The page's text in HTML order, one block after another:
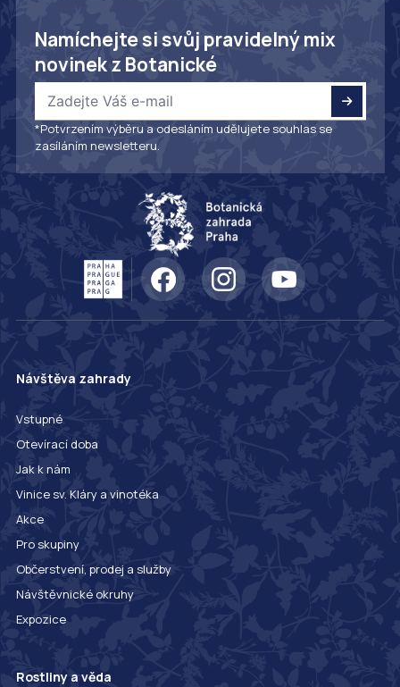
Namíchejte si svůj pravidelný mix
novinek z Botanické
*Potvrzením výběru a odesláním udělujete souhlas se
zasíláním newsletteru.
Návštěva zahrady
Vstupné
Otevírací doba
Jak k nám
Vinice sv. Kláry a vinotéka
Akce
Pro skupiny
Občerstvení, prodej a služby
Návštěvnické okruhy
Expozice
Rostliny a věda